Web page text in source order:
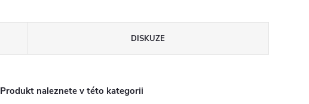
DISKUZE
Produkt naleznete v této kategorii